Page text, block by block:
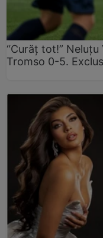
“Curăț tot!”
Tromso 0-5.